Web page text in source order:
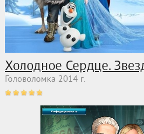
Холодное Сердце.
Головоломка 2014 г.